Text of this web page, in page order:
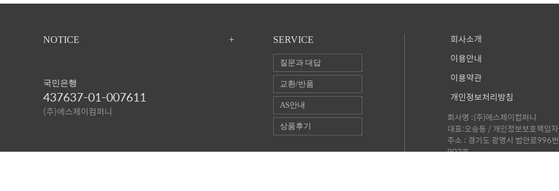
NOTICE +
국민은행
437637-01-007611
(주)에스제이컴퍼니
SERVICE
질문과 대답
교환/반품
AS안내
상품후기
회사소개
이용안내
이용약관
개인정보처리방침
회사명 :(주)에스제이컴퍼니
대표:오승동 / 개인정보보호책임
주소 : 경기도 광명시 범안로996
902호